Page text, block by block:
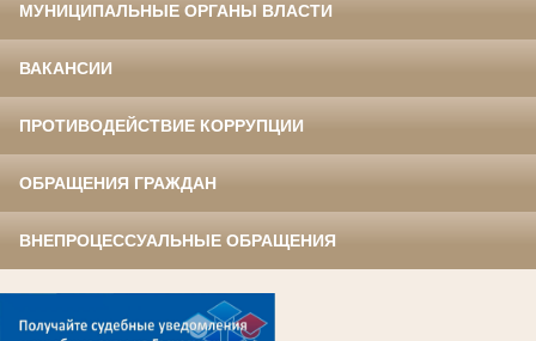
МУНИЦИПАЛЬНЫЕ ОРГАНЫ ВЛАСТИ
ВАКАНСИИ
ПРОТИВОДЕЙСТВИЕ КОРРУПЦИИ
ОБРАЩЕНИЯ ГРАЖДАН
ВНЕПРОЦЕССУАЛЬНЫЕ ОБРАЩЕНИЯ